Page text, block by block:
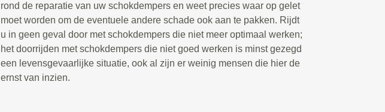
rond de reparatie van uw schokdempers en weet precies waar op gelet
moet worden om de eventuele andere schade ook aan te pakken. Rijdt
u in geen geval door met schokdempers die niet meer optimaal werken;
het doorrijden met schokdempers die niet goed werken is minst gezegd
een levensgevaarlijke situatie, ook al zijn er weinig mensen die hier de
ernst van inzien.